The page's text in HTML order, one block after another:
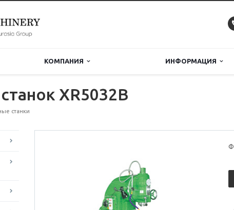
КОМПАНИЯ ИНФОРМАЦИЯ
XR5032B
станки